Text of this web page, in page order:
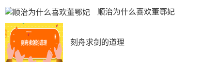
顺治为什么喜欢董鄂妃
刻舟求剑的道理